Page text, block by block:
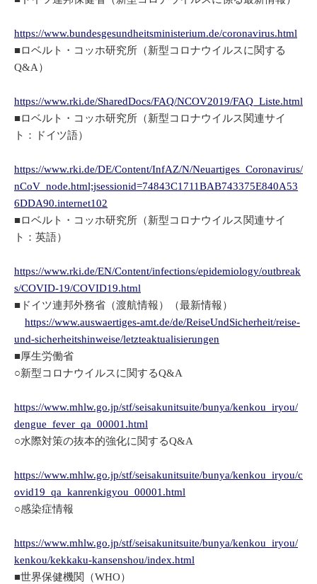
https://www.bundesgesundheitsministerium.de/coronavirus.html
■ロベルト・コッホ研究所（新型コロナウイルスに関する
Q&A）
https://www.rki.de/SharedDocs/FAQ/NCOV2019/FAQ_Liste.html
■ロベルト・コッホ研究所（新型コロナウイルス関連サイ
ト：ドイツ語）
https://www.rki.de/DE/Content/InfAZ/N/Neuartiges_Coronavirus/
nCoV_node.html;jsessionid=74843C1711BAB743375E840A53
6DDA90.internet102
■ロベルト・コッホ研究所（新型コロナウイルス関連サイ
ト：英語）
https://www.rki.de/EN/Content/infections/epidemiology/outbreak
s/COVID-19/COVID19.html
■ドイツ連邦外務省（渡航情報）（最新情報）
https://www.auswaertiges-amt.de/de/ReiseUndSicherheit/reise-
und-sicherheitshinweise/letzteaktualisierungen
■厚生労働省
○新型コロナウイルスに関するQ&A
https://www.mhlw.go.jp/stf/seisakunitsuite/bunya/kenkou_iryou/
dengue_fever_qa_00001.html
○水際対策の抜本的強化に関するQ&A
https://www.mhlw.go.jp/stf/seisakunitsuite/bunya/kenkou_iryou/c
ovid19_qa_kanrenkigyou_00001.html
○感染症情報
https://www.mhlw.go.jp/stf/seisakunitsuite/bunya/kenkou_iryou/
kenkou/kekkaku-kansenshou/index.html
■世界保健機関（WHO）